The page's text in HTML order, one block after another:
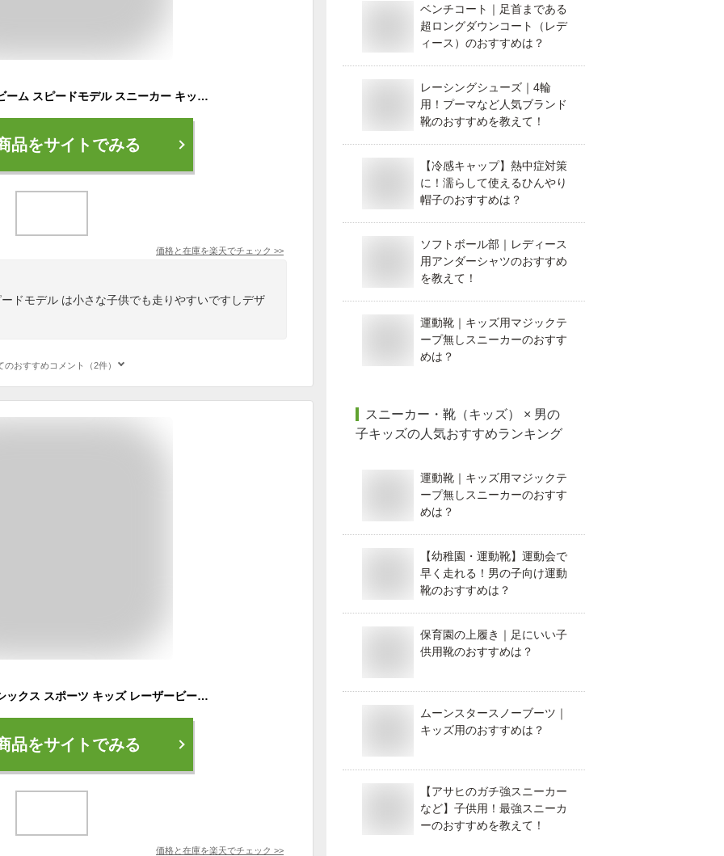
アシックス レーザービーム スピードモデル スニーカー キッズ ジュニア 走りやすい 歩きやすい 軽量 マジックテープ ベルクロ ゴム紐 ランニングシューズ ASICS LAZERBEAM 1154A183 SJ-MG 男の子 女の子 子供 靴 運動靴 2024秋冬モデル【2406】
品をサイトでみる
価格と在庫を楽天でチェック >>
ドモデル は小さな子供でも走りやすいですしデザ
のおすすめコメント（2件）
【全国送料無料】 アシックス スポーツ キッズ レーザービーム 速く走るための仕様にこだわったスピードモデルゴムヒモ＋1本ベルト 1154A183 001 002 003 020 400 401 600 750 asics LAZERBEAM
品をサイトでみる
価格と在庫を楽天でチェック >>
ベンチコート｜足首まである
超ロングダウンコート（レデ
ィース）のおすすめは？
レーシングシューズ｜4輪
用！プーマなど人気ブランド
靴のおすすめを教えて！
【冷感キャップ】熱中症対策
に！濡らして使えるひんやり
帽子のおすすめは？
ソフトボール部｜レディース
用アンダーシャツのおすすめ
を教えて！
運動靴｜キッズ用マジックテ
ープ無しスニーカーのおすす
めは？
スニーカー・靴（キッズ） × 男の
子キッズの人気おすすめランキング
運動靴｜キッズ用マジックテ
ープ無しスニーカーのおすす
めは？
【幼稚園・運動靴】運動会で
早く走れる！男の子向け運動
靴のおすすめは？
保育園の上履き｜足にいい子
供用靴のおすすめは？
ムーンスタースノーブーツ｜
キッズ用のおすすめは？
【アサヒのガチ強スニーカー
など】子供用！最強スニーカ
ーのおすすめを教えて！